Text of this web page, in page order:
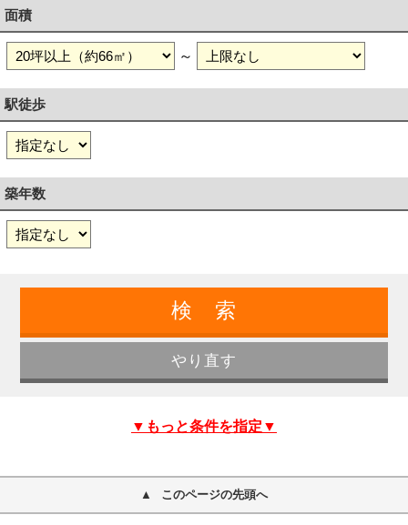
面積
～
駅徒歩
築年数
▼もっと条件を指定▼
このページの先頭へ